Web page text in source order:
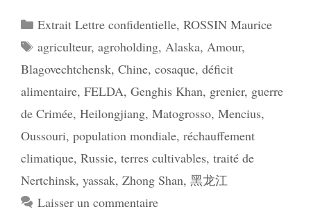
Catégories
Extrait Lettre confidentielle, ROSSIN Maurice
Étiquettes
agriculteur, agroholding, Alaska, Amour,
Blagovechtchensk, Chine, cosaque, déficit
alimentaire, FELDA, Genghis Khan, grenier, guerre
de Crimée, Heilongjiang, Matogrosso, Mencius,
Oussouri, population mondiale, réchauffement
climatique, Russie, terres cultivables, traité de
Nertchinsk, yassak, Zhong Shan, 黑龙江
Laisser un commentaire